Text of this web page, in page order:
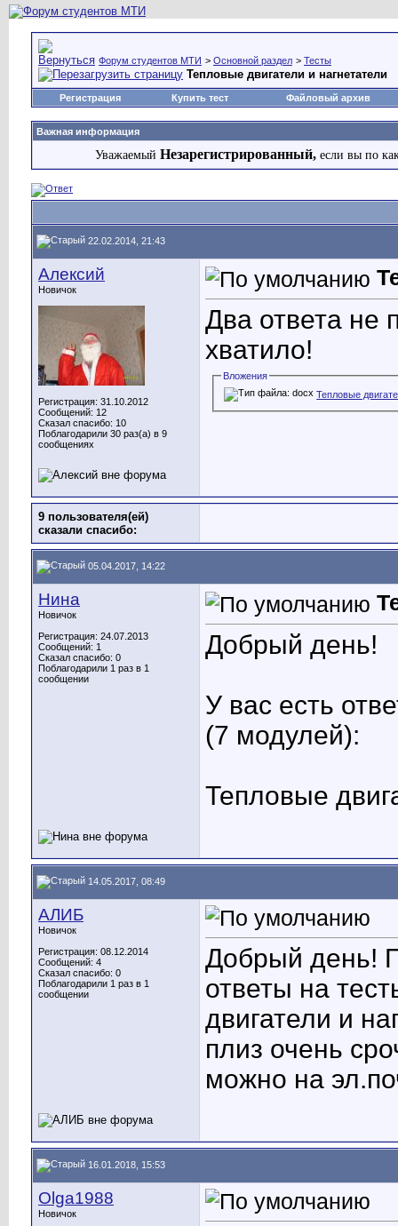
Форум студентов МТИ > Основной раздел > Тесты
Тепловые двигатели и нагнетатели
Регистрация Купить тест Файловый архив
Важная информация
Уважаемый Незарегистрированный, если вы по
22.02.2014, 21:43
Алексий
Новичок
Регистрация: 31.10.2012
Сообщений: 12
Сказал спасибо: 10
Поблагодарили 30 раз(а) в 9
сообщениях
Два ответа не
хватило!
Вложения
Тепловые
9 пользователя(ей)
сказали cпасибо:
05.04.2017, 14:22
Нина
Новичок
Регистрация: 24.07.2013
Сообщений: 1
Сказал спасибо: 0
Поблагодарили 1 раз в 1
сообщении
Добрый день!
У вас есть
(7 модулей):
Тепловые
14.05.2017, 08:49
АЛИБ
Новичок
Регистрация: 08.12.2014
Сообщений: 4
Сказал спасибо: 0
Поблагодарили 1 раз в 1
сообщении
Добрый день!
ответы на
двигатели и
плиз очень
можно на
16.01.2018, 15:53
Olga1988
Новичок